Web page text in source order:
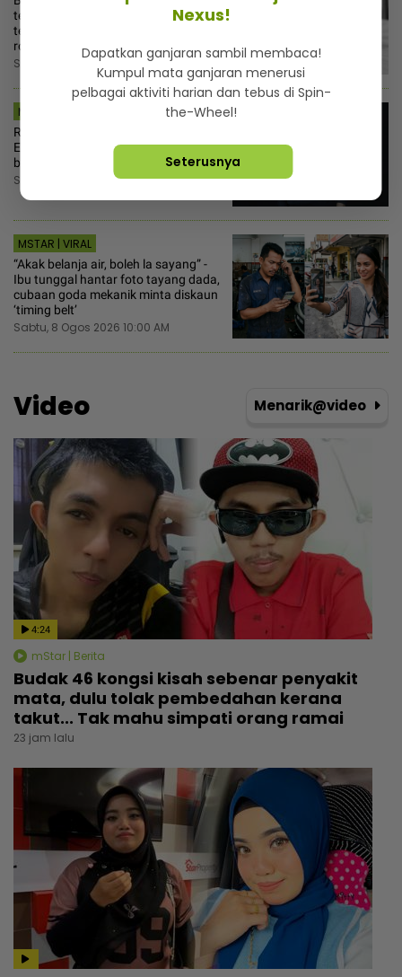
tembelang pemuda akhirnya
terbongkar... Anjing ‘hidu’ jenayah keji
rogol dan bunuh budak 8 tahun!
Sabtu, 8 Ogos 2026 11:00 AM
MSTAR | HIBURAN
Rasa sakit lakon babak aksi bantu
Evertts Gomez jiwai watak, tahu
batas elak kesan hari tua
Sabtu, 8 Ogos 2026 10:30 AM
MSTAR | VIRAL
“Akak belanja air, boleh la sayang” -
Ibu tunggal hantar foto tayang dada,
cubaan goda mekanik minta diskaun
‘timing belt’
Sabtu, 8 Ogos 2026 10:00 AM
Video Menarik@video
4:24
mStar | Berita
Budak 46 kongsi kisah sebenar penyakit
mata, dulu tolak pembedahan kerana
takut... Tak mahu simpati orang ramai
23 jam lalu
Nexus!
Dapatkan ganjaran sambil membaca!
Kumpul mata ganjaran menerusi
pelbagai aktiviti harian dan tebus di Spin-
the-Wheel!
Seterusnya